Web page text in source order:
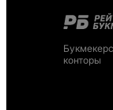
конторы